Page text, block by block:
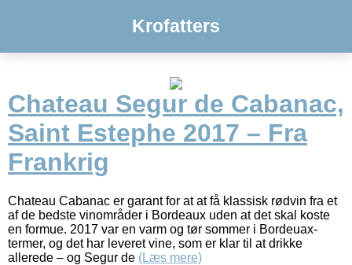
Krofatters
Chateau Segur de Cabanac,
Saint Estephe 2017 – Fra
Frankrig
Chateau Cabanac er garant for at at få klassisk rødvin fra et
af de bedste vinområder i Bordeaux uden at det skal koste
en formue. 2017 var en varm og tør sommer i Bordeuax-
termer, og det har leveret vine, som er klar til at drikke
allerede – og Segur de (Læs mere)